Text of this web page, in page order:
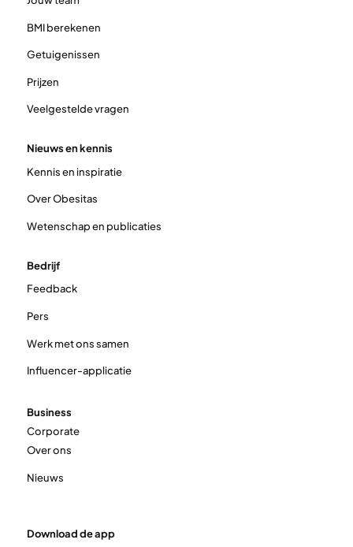
BMI berekenen
Getuigenissen
Prijzen
Veelgestelde vragen
Nieuws en kennis
Kennis en inspiratie
Over Obesitas
Wetenschap en publicaties
Bedrijf
Feedback
Pers
Werk met ons samen
Influencer-applicatie
Business
Corporate
Over ons
Nieuws
Download de app